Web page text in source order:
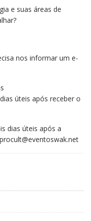
e suas áreas de
nos informar um e-
úteis após receber o
dias úteis após a